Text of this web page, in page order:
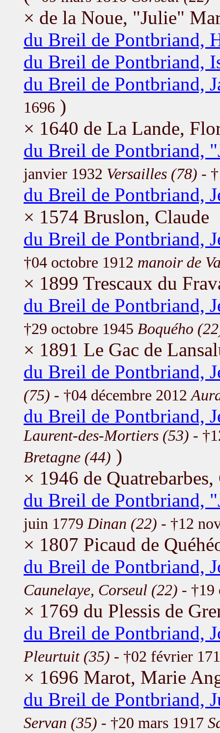
× de la Noue, "Julie"
du Breil de Pontbriand,
du Breil de Pontbriand,
du Breil de Pontbriand,
1696 )
× 1640 de La Lande,
du Breil de Pontbriand,
janvier 1932 Versailles (78) -
du Breil de Pontbriand,
× 1574 Bruslon, Claude
du Breil de Pontbriand,
†04 octobre 1912 manoir de
× 1899 Trescaux du
du Breil de Pontbriand,
†29 octobre 1945 Boquého
× 1891 Le Gac de
du Breil de Pontbriand,
(75) - †04 décembre 2012
du Breil de Pontbriand,
Laurent-des-Mortiers (53) -
Bretagne (44) )
× 1946 de
du Breil de Pontbriand,
juin 1779 Dinan (22) - †12
× 1807 Picaud de
du Breil de Pontbriand,
Caunelaye, Corseul (22) - †19
× 1769 du Plessis de
du Breil de Pontbriand,
Pleurtuit (35) - †02 février
× 1696 Marot, Marie
du Breil de Pontbriand,
Servan (35) - †20 mars 1917